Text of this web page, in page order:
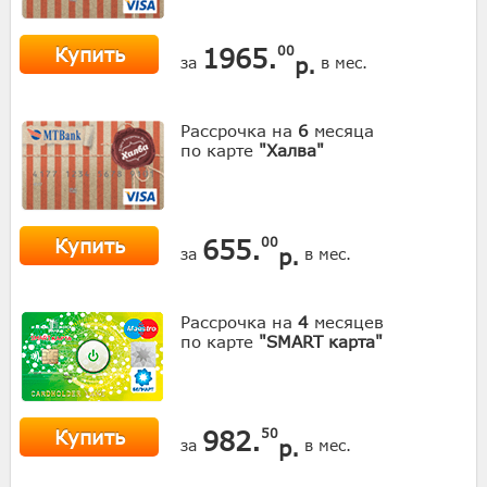
Купить за 1965.00
р. в мес.
Рассрочка на 6 месяца
по карте "Халва"
Купить за 655.00
р. в мес.
Рассрочка на 4 месяцев
по карте "SMART карта"
Купить за 982. 50
р. в мес.